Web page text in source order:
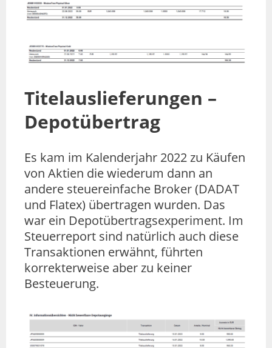
Titelauslieferungen –
Depotübertrag
Es kam im Kalenderjahr 2022 zu Käufen
von Aktien die wiederum dann an
andere steuereinfache Broker (DADAT
und Flatex) übertragen wurden. Das
war ein Depotübertragsexperiment. Im
Steuerreport sind natürlich auch diese
Transaktionen erwähnt, führten
korrekterweise aber zu keiner
Besteuerung.